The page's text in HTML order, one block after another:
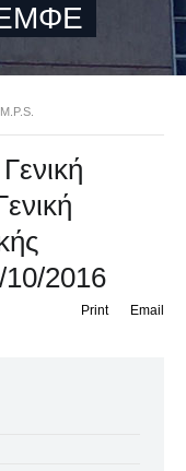
10/2016
Email
Print